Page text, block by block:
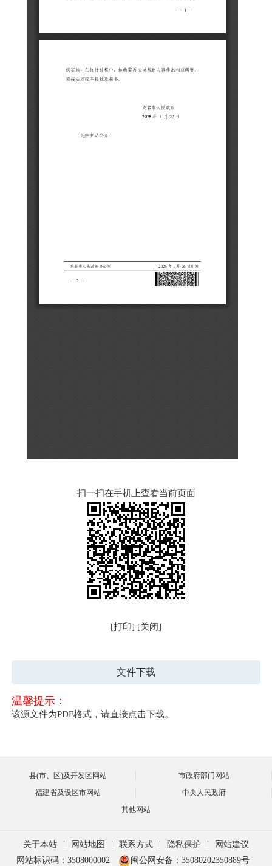
扫一扫在手机上查看当前页面
[打印] [关闭]
文件下载
温馨提示：
该源文件为PDF格式，请直接点击下载。
县(市、区)及开发区网站
市政府部门网站
福建省及设区市网站
中央人民政府
其他网站
关于本站 网站地图 联系方式 隐私保护
网站建议
网站标识码：3508000002
闽公网安备：35080202350889号